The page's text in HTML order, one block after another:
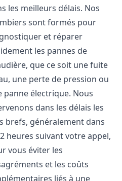
les meilleurs délais. Nos
sont formés pour
et réparer
les pannes de
que ce soit une fuite
une perte de pression ou
panne électrique. Nous
dans les délais les
brefs, généralement dans
heures suivant votre appel,
vous éviter les
et les coûts
liés à une